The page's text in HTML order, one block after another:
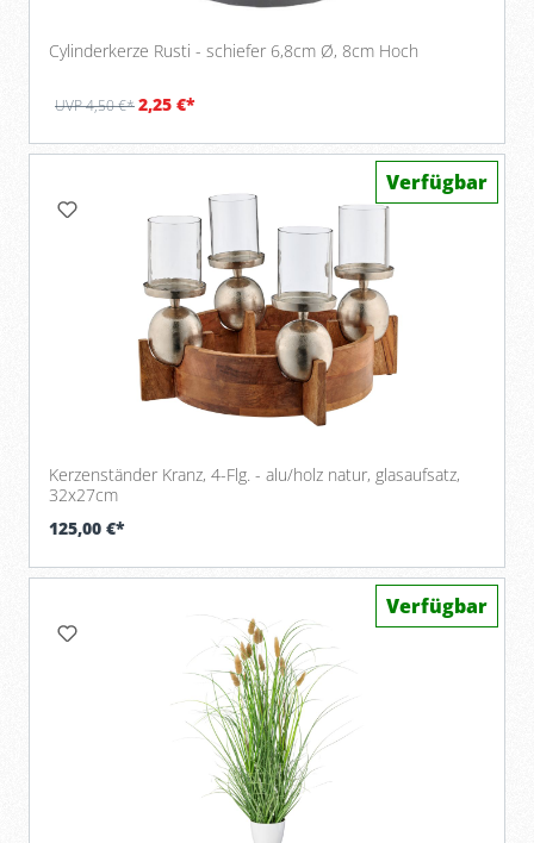
Cylinderkerze Rusti - schiefer 6,8cm Ø, 8cm Hoch
UVP 4,50 €*2,25 €*
Kerzenständer Kranz, 4-Flg. - alu/holz natur, glasaufsatz,
32x27cm
125,00 €*
Verfügbar
Verfügbar